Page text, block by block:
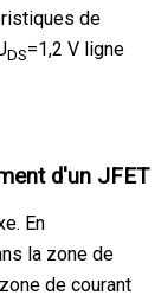
de
DS=1,2 V ligne
d'un JFET
En
la zone de
de courant